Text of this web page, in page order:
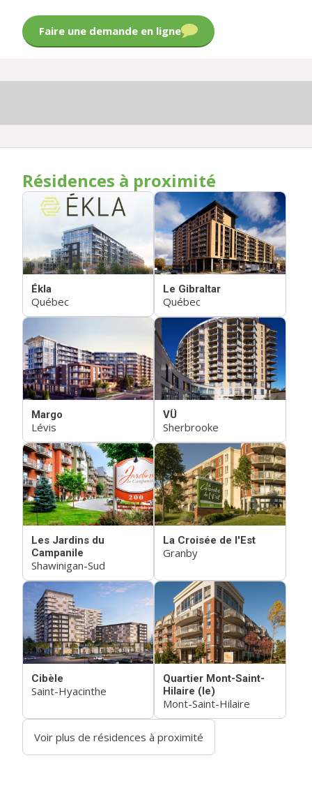
Faire une demande en ligne
Résidences à proximité
Ékla
Québec
Le Gibraltar
Québec
Margo
Lévis
VÜ
Sherbrooke
Les Jardins du
Campanile
Shawinigan-Sud
La Croisée de l'Est
Granby
Cibèle
Saint-Hyacinthe
Quartier Mont-Saint-
Hilaire (le)
Mont-Saint-Hilaire
Voir plus de résidences à proximité